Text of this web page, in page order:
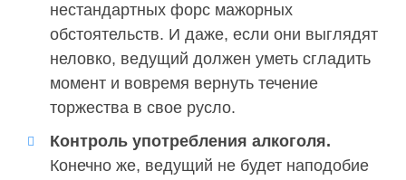
нестандартных форс мажорных
обстоятельств. И даже, если они выглядят
неловко, ведущий должен уметь сгладить
момент и вовремя вернуть течение
торжества в свое русло.
Контроль употребления алкоголя.
Конечно же, ведущий не будет наподобие